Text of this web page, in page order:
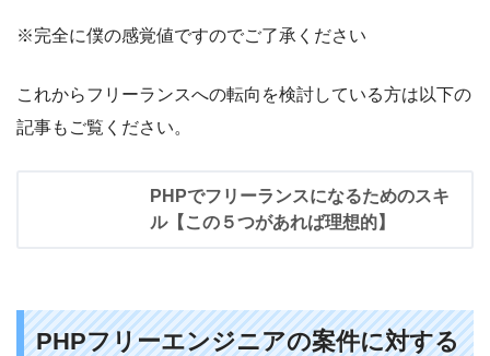
※完全に僕の感覚値ですのでご了承ください
これからフリーランスへの転向を検討している方は以下の
記事もご覧ください。
PHPでフリーランスになるためのスキ
ル【この５つがあれば理想的】
PHPフリーエンジニアの案件に対する